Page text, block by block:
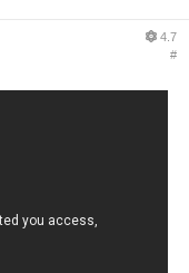
4.7
#